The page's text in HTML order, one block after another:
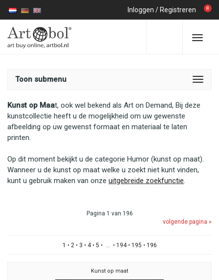
Inloggen / Registreren 8
Toon submenu
Kunst op Maat, ook wel bekend als Art on Demand, Bij deze
kunstcollectie heeft u de mogelijkheid om uw gewenste
afbeelding op uw gewenst formaat en materiaal te laten
printen.
Op dit moment bekijkt u de categorie Humor (kunst op maat).
Wanneer u de kunst op maat welke u zoekt niet kunt vinden,
kunt u gebruik maken van onze uitgebreide zoekfunctie.
Pagina 1 van 196
volgende pagina »
1 • 2• 3 • 4• 5 • ... • 194• 195 • 196
Kunst op maat